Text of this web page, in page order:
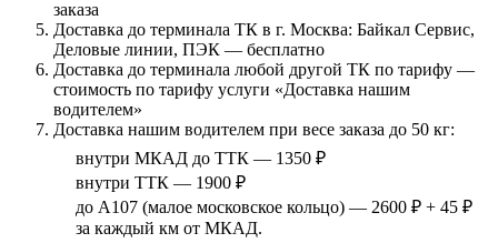
заказа
Доставка до терминала ТК в г. Москва: Байкал Сервис,
Деловые линии, ПЭК — бесплатно
Доставка до терминала любой другой ТК по тарифу —
стоимость по тарифу услуги «Доставка нашим
водителем»
Доставка нашим водителем при весе заказа до 50 кг:
внутри МКАД до ТТК — 1350 ₽
внутри ТТК — 1900 ₽
до А107 (малое московское кольцо) — 2600 ₽ + 45 ₽
за каждый км от МКАД.